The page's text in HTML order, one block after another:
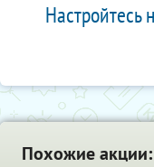
Настройтесь
Похожие акции: